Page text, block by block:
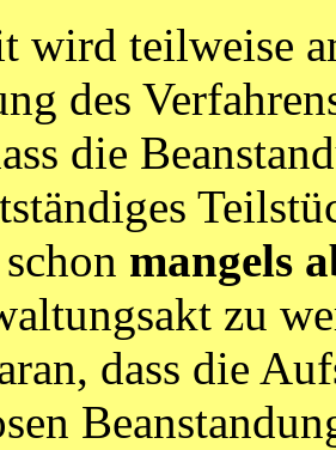
wird teilweise
des
die
mangels
zu
dass die